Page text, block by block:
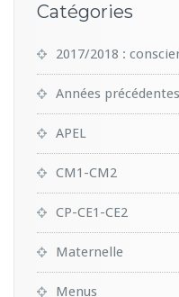
Catégories
2017/2018 :
Années précédentes
APEL
CM1-CM2
CP-CE1-CE2
Maternelle
Menus